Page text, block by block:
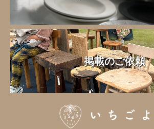
掲載のご依頼